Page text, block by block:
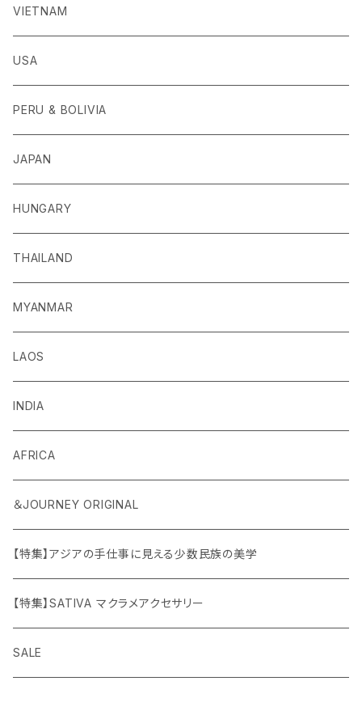
VIETNAM
USA
PERU & BOLIVIA
JAPAN
HUNGARY
THAILAND
MYANMAR
LAOS
INDIA
AFRICA
＆JOURNEY ORIGINAL
【特集】アジアの手仕事に見える少数民族の美学
【特集】SATIVA マクラメアクセサリー
SALE